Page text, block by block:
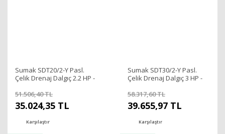
Sumak SDT20/2-Y Pasl.
Çelik Drenaj Dalgıç 2.2 HP -
51.506,40 TL
35.024,35 TL
Karşılaştır
Sumak SDT30/2-Y Pasl.
Çelik Drenaj Dalgıç 3 HP -
58.317,60 TL
39.655,97 TL
Karşılaştır